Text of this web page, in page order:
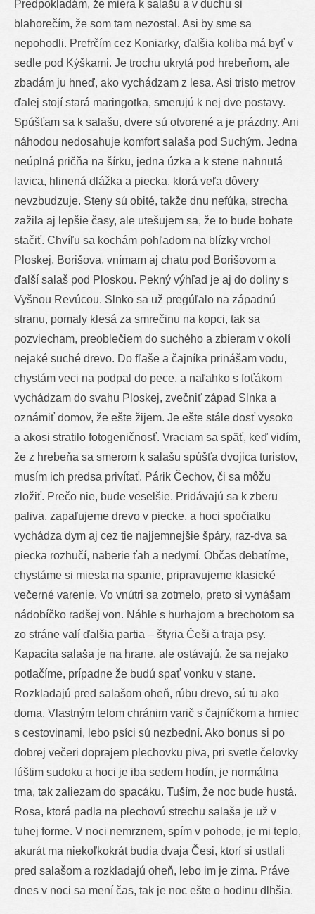
Predpokladám, že miera k salašu a v duchu si
blahorečím, že som tam nezostal. Asi by sme sa
nepohodli. Prefrčím cez Koniarky, ďalšia koliba má byť v
sedle pod Kýškami. Je trochu ukrytá pod hrebeňom, ale
zbadám ju hneď, ako vychádzam z lesa. Asi tristo metrov
ďalej stojí stará maringotka, smerujú k nej dve postavy.
Spúšťam sa k salašu, dvere sú otvorené a je prázdny. Ani
náhodou nedosahuje komfort salaša pod Suchým. Jedna
neúplná pričňa na šírku, jedna úzka a k stene nahnutá
lavica, hlinená dlážka a piecka, ktorá veľa dôvery
nevzbudzuje. Steny sú obité, takže dnu nefúka, strecha
zažila aj lepšie časy, ale utešujem sa, že to bude bohate
stačiť. Chvíľu sa kochám pohľadom na blízky vrchol
Ploskej, Borišova, vnímam aj chatu pod Borišovom a
ďalší salaš pod Ploskou. Pekný výhľad je aj do doliny s
Vyšnou Revúcou. Slnko sa už pregúľalo na západnú
stranu, pomaly klesá za smrečinu na kopci, tak sa
pozviecham, preoblečiem do suchého a zbieram v okolí
nejaké suché drevo. Do fľaše a čajníka prinášam vodu,
chystám veci na podpal do pece, a naľahko s foťákom
vychádzam do svahu Ploskej, zvečniť západ Slnka a
oznámiť domov, že ešte žijem. Je ešte stále dosť vysoko
a akosi stratilo fotogeničnosť. Vraciam sa späť, keď vidím,
že z hrebeňa sa smerom k salašu spúšťa dvojica turistov,
musím ich predsa privítať. Párik Čechov, či sa môžu
zložiť. Prečo nie, bude veselšie. Pridávajú sa k zberu
paliva, zapaľujeme drevo v piecke, a hoci spočiatku
vychádza dym aj cez tie najjemnejšie špáry, raz-dva sa
piecka rozhučí, naberie ťah a nedymí. Občas debatíme,
chystáme si miesta na spanie, pripravujeme klasické
večerné varenie. Vo vnútri sa zotmelo, preto si vynášam
nádobíčko radšej von. Náhle s hurhajom a brechotom sa
zo stráne valí ďalšia partia – štyria Češi a traja psy.
Kapacita salaša je na hrane, ale ostávajú, že sa nejako
potlačíme, prípadne že budú spať vonku v stane.
Rozkladajú pred salašom oheň, rúbu drevo, sú tu ako
doma. Vlastným telom chránim varič s čajníčkom a hrniec
s cestovinami, lebo psíci sú nezbední. Ako bonus si po
dobrej večeri doprajem plechovku piva, pri svetle čelovky
lúštim sudoku a hoci je iba sedem hodín, je normálna
tma, tak zaliezam do spacáku. Tuším, že noc bude hustá.
Rosa, ktorá padla na plechovú strechu salaša je už v
tuhej forme. V noci nemrznem, spím v pohode, je mi teplo,
akurát ma niekoľkokrát budia dvaja Česi, ktorí si ustlali
pred salašom a rozkladajú oheň, lebo im je zima. Práve
dnes v noci sa mení čas, tak je noc ešte o hodinu dlhšia.